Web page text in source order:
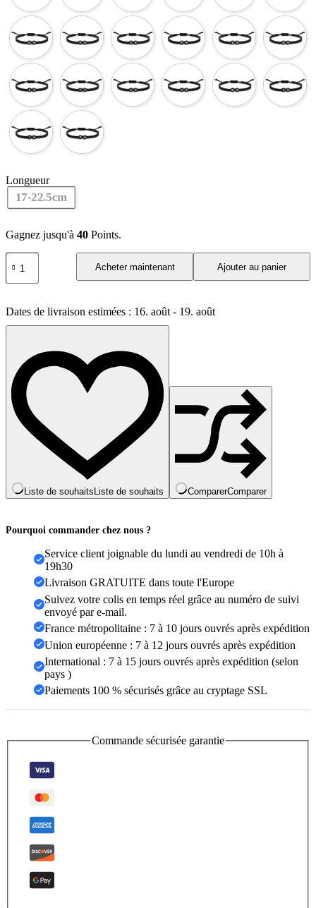
Longueur
17-22.5cm
Gagnez jusqu'à 40 Points.
quantité
de
26
initiales
main
réglable
A-
nom
tressé
Bracelets
hommes
amitié
Acheter maintenant Ajouter au panier
Dates de livraison estimées : 16. août - 19. août
Liste de souhaits Liste de souhaits ComparerComparer
Pourquoi commander chez nous ?
Service client joignable du lundi au vendredi de 10h à
19h30
Livraison GRATUITE dans toute l'Europe
Suivez votre colis en temps réel grâce au numéro de suivi
envoyé par e-mail.
France métropolitaine : 7 à 10 jours ouvrés après expédition
Union européenne : 7 à 12 jours ouvrés après expédition
International : 7 à 15 jours ouvrés après expédition (selon
pays )
Paiements 100 % sécurisés grâce au cryptage SSL
Commande sécurisée garantie